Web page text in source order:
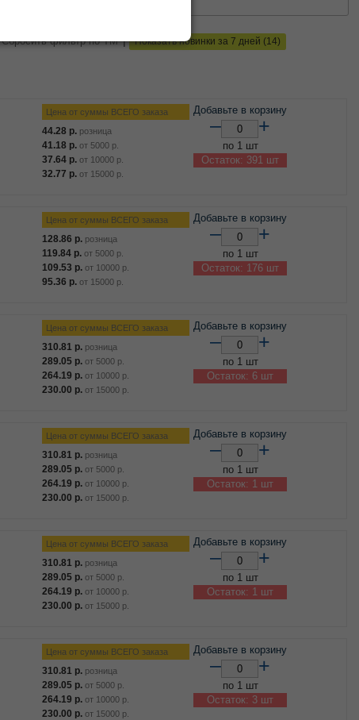
Сбросить фильтр по ТМ | Показать новинки за 7 дней (14)
Цена от суммы ВСЕГО заказа
44.28 р. розница
41.18 р. от 5000 р.
37.64 р. от 10000 р.
32.77 р. от 15000 р.
Добавьте в корзину
– +
по 1 шт
Остаток: 391 шт
Цена от суммы ВСЕГО заказа
128.86 р. розница
119.84 р. от 5000 р.
109.53 р. от 10000 р.
95.36 р. от 15000 р.
Добавьте в корзину
– +
по 1 шт
Остаток: 176 шт
Цена от суммы ВСЕГО заказа
310.81 р. розница
289.05 р. от 5000 р.
264.19 р. от 10000 р.
230.00 р. от 15000 р.
Добавьте в корзину
– +
по 1 шт
Остаток: 6 шт
Цена от суммы ВСЕГО заказа
310.81 р. розница
289.05 р. от 5000 р.
264.19 р. от 10000 р.
230.00 р. от 15000 р.
Добавьте в корзину
– +
по 1 шт
Остаток: 1 шт
Цена от суммы ВСЕГО заказа
310.81 р. розница
289.05 р. от 5000 р.
264.19 р. от 10000 р.
230.00 р. от 15000 р.
Добавьте в корзину
– +
по 1 шт
Остаток: 1 шт
Цена от суммы ВСЕГО заказа
310.81 р. розница
289.05 р. от 5000 р.
264.19 р. от 10000 р.
230.00 р. от 15000 р.
Добавьте в корзину
– +
по 1 шт
Остаток: 3 шт